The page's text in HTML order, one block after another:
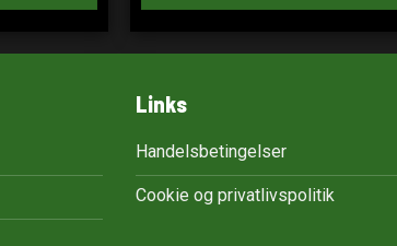
Links
Handelsbetingelser
Cookie og privatlivspolitik